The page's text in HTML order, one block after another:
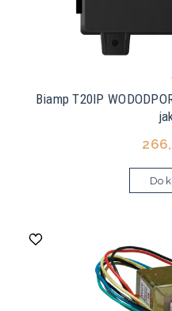
Biamp T20IP
Do